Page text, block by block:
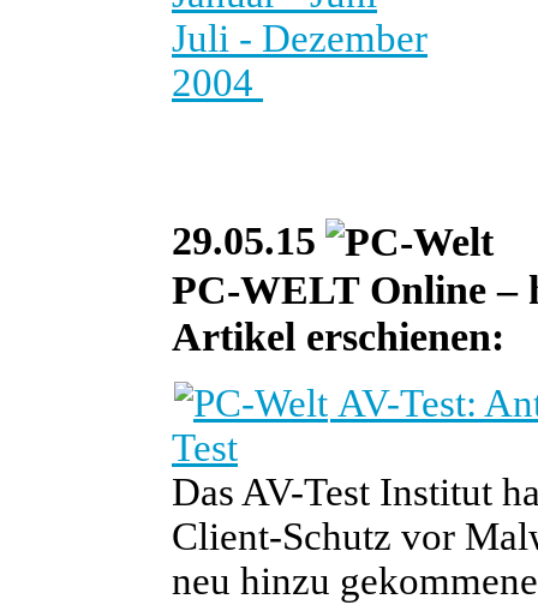
Juli - Dezember
2004
29.05.15
PC-WELT Online –
Artikel erschienen:
AV-Test:
Test
Das AV-Test Institut
Client-Schutz vor
neu hinzu